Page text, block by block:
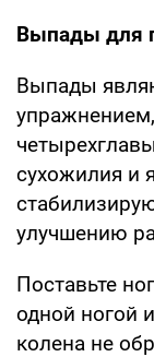
Выпады для
Выпады
сухожилия и
улучшению
Поставьте
одной ногой
колена не